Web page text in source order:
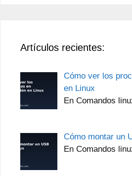
Artículos recientes:
Cómo ver los
en Linux
En Comandos
Cómo montar un
En Comandos